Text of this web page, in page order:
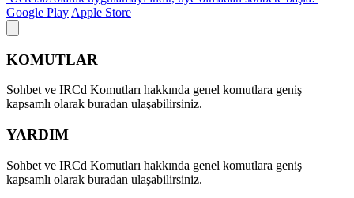
Google Play Apple Store
KOMUTLAR
Sohbet ve IRCd Komutları hakkında genel komutlara geniş
kapsamlı olarak buradan ulaşabilirsiniz.
YARDIM
Sohbet ve IRCd Komutları hakkında genel komutlara geniş
kapsamlı olarak buradan ulaşabilirsiniz.